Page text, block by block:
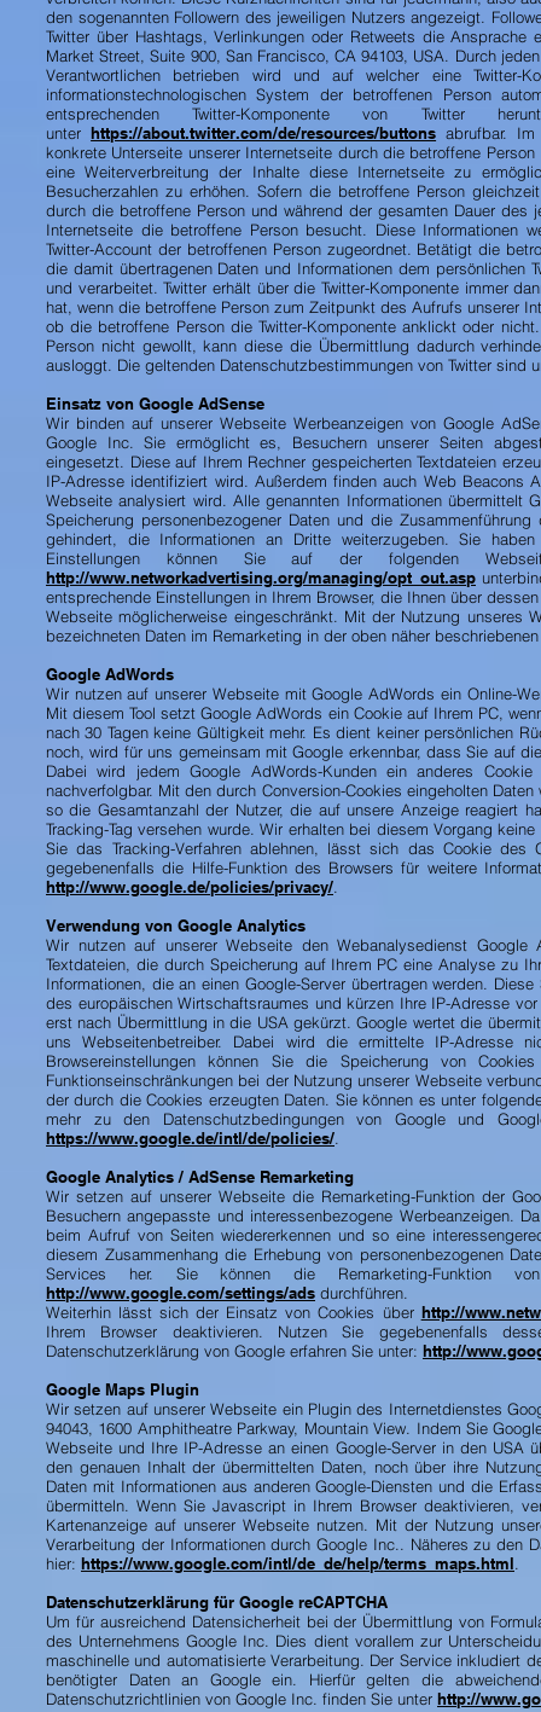
den sogenannten Followern des jeweiligen Nutzers angezeigt.
Twitter über Hashtags, Verlinkungen oder Retweets die
Market Street, Suite 900, San Francisco, CA 94103, USA. Durch
Verantwortlichen betrieben wird und auf welcher eine Twitter-
informationstechnologischen System der betroffenen Person
entsprechenden Twitter-Komponente von Twitter
unterhttps://about.twitter.com/de/resources/buttons abrufbar.
konkrete Unterseite unserer Internetseite durch die betroffene
eine Weiterverbreitung der Inhalte diese Internetseite zu
Besucherzahlen zu erhöhen. Sofern die betroffene Person
durch die betroffene Person und während der gesamten Dauer des
Internetseite die betroffene Person besucht. Diese Informationen
Twitter-Account der betroffenen Person zugeordnet. Betätigt die
die damit übertragenen Daten und Informationen dem persönlichen
und verarbeitet. Twitter erhält über die Twitter-Komponente immer
hat, wenn die betroffene Person zum Zeitpunkt des Aufrufs unserer
ob die betroffene Person die Twitter-Komponente anklickt oder
Person nicht gewollt, kann diese die Übermittlung dadurch
ausloggt. Die geltenden Datenschutzbestimmungen von Twitter sind
Einsatz von Google AdSense
Wir binden auf unserer Webseite Werbeanzeigen von Google
Google Inc. Sie ermöglicht es, Besuchern unserer Seiten
eingesetzt. Diese auf Ihrem Rechner gespeicherten Textdateien
IP-Adresse identifiziert wird. Außerdem finden auch Web Beacons
Webseite analysiert wird. Alle genannten Informationen übermittelt
Speicherung personenbezogener Daten und die
gehindert, die Informationen an Dritte weiterzugeben. Sie
Einstellungen können Sie auf der folgenden
http://www.networkadvertising.org/managing/opt_out.asp
entsprechende Einstellungen in Ihrem Browser, die Ihnen über
Webseite möglicherweise eingeschränkt. Mit der Nutzung unseres
bezeichneten Daten im Remarketing in der oben näher
Google AdWords
Wir nutzen auf unserer Webseite mit Google AdWords ein Online-
Mit diesem Tool setzt Google AdWords ein Cookie auf Ihrem PC,
nach 30 Tagen keine Gültigkeit mehr. Es dient keiner persönlichen
noch, wird für uns gemeinsam mit Google erkennbar, dass Sie auf
Dabei wird jedem Google AdWords-Kunden ein anderes
nachverfolgbar. Mit den durch Conversion-Cookies eingeholten
so die Gesamtanzahl der Nutzer, die auf unsere Anzeige reagiert
Tracking-Tag versehen wurde. Wir erhalten bei diesem Vorgang
Sie das Tracking-Verfahren ablehnen, lässt sich das Cookie des
gegebenenfalls die Hilfe-Funktion des Browsers für weitere
http://www.google.de/policies/privacy/
Verwendung von Google Analytics
Wir nutzen auf unserer Webseite den Webanalysedienst
Textdateien, die durch Speicherung auf Ihrem PC eine Analyse zu
Informationen, die an einen Google-Server übertragen werden.
des europäischen Wirtschaftsraumes und kürzen Ihre IP-Adresse
erst nach Übermittlung in die USA gekürzt. Google wertet die
uns Webseitenbetreiber. Dabei wird die ermittelte IP-Adresse
Browsereinstellungen können Sie die Speicherung von
Funktionseinschränkungen bei der Nutzung unserer Webseite
der durch die Cookies erzeugten Daten. Sie können es unter
mehr zu den Datenschutzbedingungen von Google und
https://www.google.de/intl/de/policies/
Google Analytics / AdSense Remarketing
Wir setzen auf unserer Webseite die Remarketing-Funktion der
Besuchern angepasste und interessenbezogene Werbeanzeigen.
beim Aufruf von Seiten wiedererkennen und so eine
diesem Zusammenhang die Erhebung von personenbezogenen
Services her. Sie können die Remarketing-Funktion
http://www.google.com/settings/ads durchführen.
Weiterhin lässt sich der Einsatz von Cookies über http://
Ihrem Browser deaktivieren. Nutzen Sie gegebenenfalls
Datenschutzerklärung von Google erfahren Sie unter: http://
Google Maps Plugin
Wir setzen auf unserer Webseite ein Plugin des Internetdienstes
94043, 1600 Amphitheatre Parkway, Mountain View. Indem Sie
Webseite und Ihre IP-Adresse an einen Google-Server in den
den genauen Inhalt der übermittelten Daten, noch über ihre
Daten mit Informationen aus anderen Google-Diensten und die
übermitteln. Wenn Sie Javascript in Ihrem Browser deaktivieren,
Kartenanzeige auf unserer Webseite nutzen. Mit der Nutzung
Verarbeitung der Informationen durch Google Inc.. Näheres zu den
hier: https://www.google.com/intl/de_de/help/terms_maps.html
Datenschutzerklärung für Google reCAPTCHA
Um für ausreichend Datensicherheit bei der Übermittlung von
des Unternehmens Google Inc. Dies dient vorallem zur
maschinelle und automatisierte Verarbeitung. Der Service inkludiert
benötigter Daten an Google ein. Hierfür gelten die
Datenschutzrichtlinien von Google Inc. finden Sie unter http://